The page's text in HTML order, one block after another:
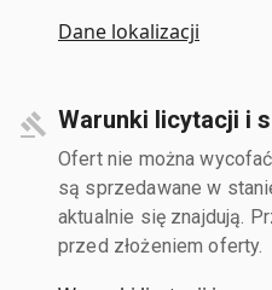
Dane lokalizacji
Warunki licytacji i
Ofert nie można
są sprzedawane w
aktualnie się znajdują.
przed złożeniem oferty.